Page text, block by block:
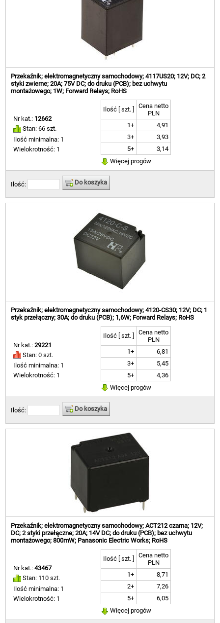
Przekaźnik; elektromagnetyczny samochodowy; 4117US20; 12V; DC; 2
styki zwierne; 20A; 75V DC; do druku (PCB); bez uchwytu
montażowego; 1W; Forward Relays; RoHS
Nr kat.: 12662
Stan: 66 szt.
Ilość minimalna: 1
Wielokrotność: 1
Ilość [ szt. ]
Cena netto
PLN
1+
4,91
3+
3,93
5+
3,14
Więcej progów
Ilość: Do koszyka
Przekaźnik; elektromagnetyczny samochodowy; 4120-CS30; 12V; DC; 1
styk przełączny; 30A; do druku (PCB); 1,6W; Forward Relays; RoHS
Nr kat.:29221
Stan: 0 szt.
Ilość minimalna: 1
Wielokrotność: 1
Ilość [ szt. ]
Cena netto
PLN
1+
6,81
3+
5,45
5+
4,36
Więcej progów
Ilość: Do koszyka
Przekaźnik; elektromagnetyczny samochodowy; ACT212 czarna; 12V;
DC; 2 styki przełączne; 20A; 14V DC; do druku (PCB); bez uchwytu
montażowego; 800mW; Panasonic Electric Works; RoHS
Nr kat.:43467
Stan: 110 szt.
Ilość minimalna: 1
Wielokrotność: 1
Ilość [ szt. ]
Cena netto
PLN
1+
8,71
2+
7,26
5+
6,05
Więcej progów